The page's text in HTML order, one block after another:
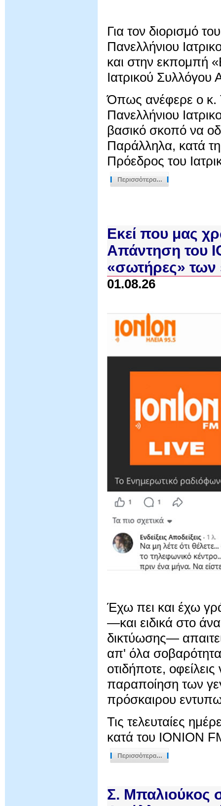
Για τον διορισμό
Πανελλήνιου
και στην εκπομπή
Ιατρικού Συλλόγου
Όπως ανέφερε ο κ.
Πανελλήνιου
βασικό σκοπό να
Παράλληλα, κατά
Πρόεδρος του
Εκεί που μας
Απάντηση του
«σωτήρες»
01.08.26
Έχω πει και έχω
—και ειδικά στο
δικτύωσης—
απ' όλα
οτιδήποτε,
παραποίηση των
πρόσκαιρου
Τις τελευταίες
κατά του IONION
Σ. Μπαλιούκος